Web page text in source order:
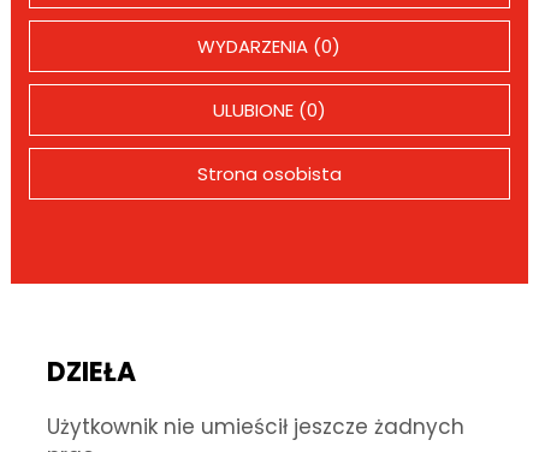
WYDARZENIA (0)
ULUBIONE (0)
Strona osobista
DZIEŁA
Użytkownik nie umieścił jeszcze żadnych